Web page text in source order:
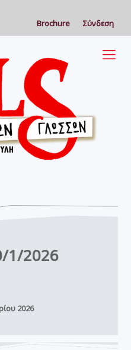
Brochure Σύνδεση
1/2026
2026